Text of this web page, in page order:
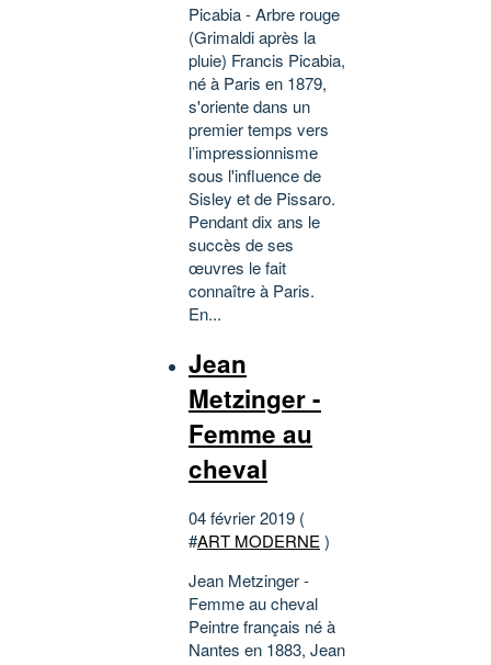
Picabia - Arbre rouge
(Grimaldi après la
pluie) Francis Picabia,
né à Paris en 1879,
s'oriente dans un
premier temps vers
l’impressionnisme
sous l'influence de
Sisley et de Pissaro.
Pendant dix ans le
succès de ses
œuvres le fait
connaître à Paris.
En...
Jean
Metzinger -
Femme au
cheval
04 février 2019 (
#ART MODERNE)
Jean Metzinger -
Femme au cheval
Peintre français né à
Nantes en 1883, Jean